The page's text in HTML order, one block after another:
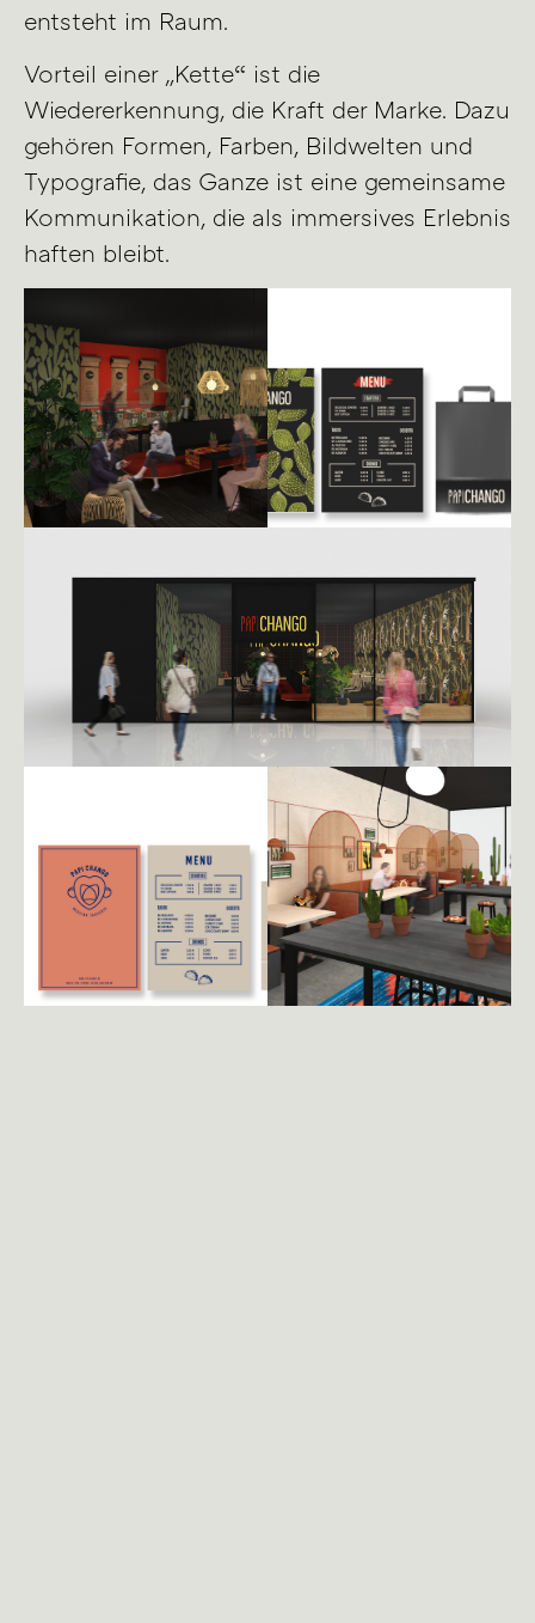
entsteht im Raum.
Vorteil einer „Kette“ ist die
Wiedererkennung, die Kraft der Marke. Dazu
gehören Formen, Farben, Bildwelten und
Typografie, das Ganze ist eine gemeinsame
Kommunikation, die als immersives Erlebnis
haften bleibt.